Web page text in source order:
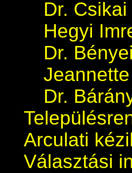
Dr.
Hegyi
Dr.
Dr.
Arculati
Választási